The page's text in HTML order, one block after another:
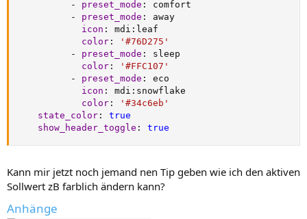
-
preset_mode :
comfort
-
preset_mode :
away
icon : mdi : leaf
color :
'#76D275'
-
preset_mode :
sleep
color :
'#FFC107'
-
preset_mode :
eco
icon : mdi : snowflake
color :
'#34c6eb'
state_color :
true
show_header_toggle : true
Kann mir jetzt noch jemand nen Tip geben wie ich den aktiven
Sollwert zB farblich ändern kann?
Anhänge